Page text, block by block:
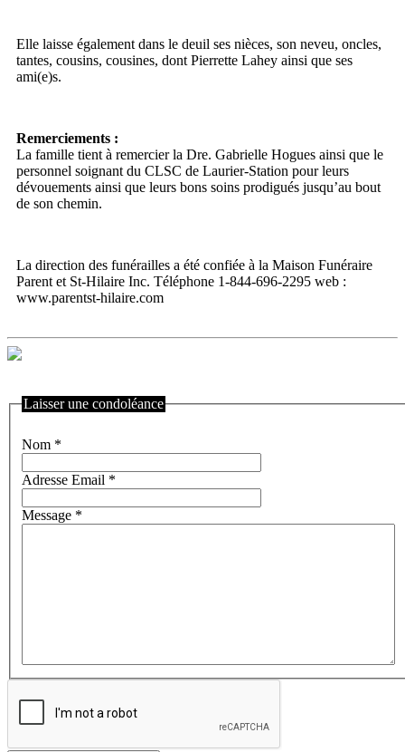
Elle laisse également dans le deuil ses nièces, son neveu, oncles,
tantes, cousins, cousines, dont Pierrette Lahey ainsi que ses
ami(e)s.
Remerciements :
La famille tient à remercier la Dre. Gabrielle Hogues ainsi que le
personnel soignant du CLSC de Laurier-Station pour leurs
dévouements ainsi que leurs bons soins prodigués jusqu’au bout
de son chemin.
La direction des funérailles a été confiée à la Maison Funéraire
Parent et St-Hilaire Inc. Téléphone 1-844-696-2295 web :
www.parentst-hilaire.com
Laisser une condoléance
Nom *
Adresse Email *
Message *